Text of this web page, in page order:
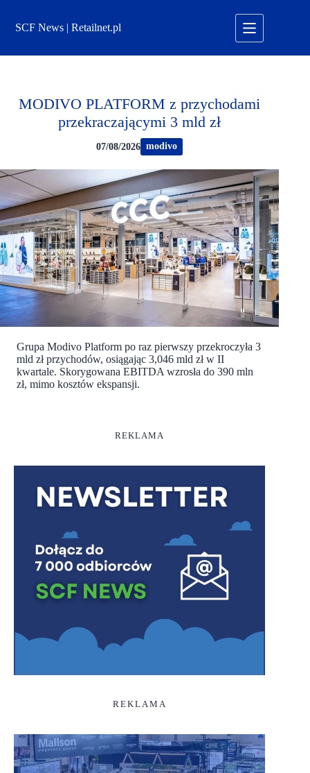
treściSCF News | Retailnet.pl
MODIVO PLATFORM z przychodami
przekraczającymi 3 mld zł
07/08/2026 modivo
Grupa Modivo Platform po raz pierwszy przekroczyła 3
mld zł przychodów, osiągając 3,046 mld zł w II
kwartale. Skorygowana EBITDA wzrosła do 390 mln
zł, mimo kosztów ekspansji.
REKLAMA
REKLAMA